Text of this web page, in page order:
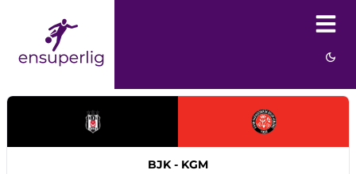
BJK- KGM